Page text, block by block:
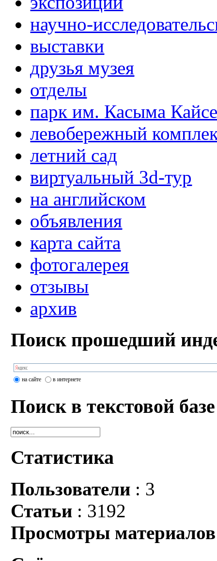
научно-
выставки
друзья музея
отделы
парк им. Касыма
левобережный
летний сад
виртуальный 3d-тур
на английском
объявления
карта сайта
фотогалерея
отзывы
архив
Поиск прошедший
на сайте в интернете
Поиск в текстовой базе
Статистика
Пользователи : 3
Статьи : 3192
Просмотры материалов